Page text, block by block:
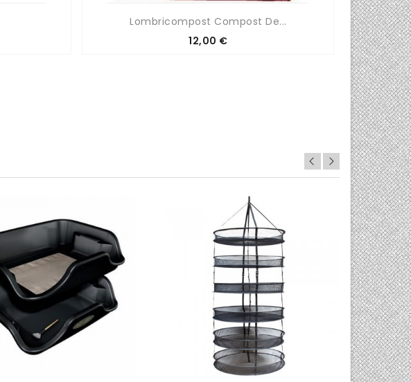
Lombricompost Compost De...
Prix
12,00 €
 0/5  0/5